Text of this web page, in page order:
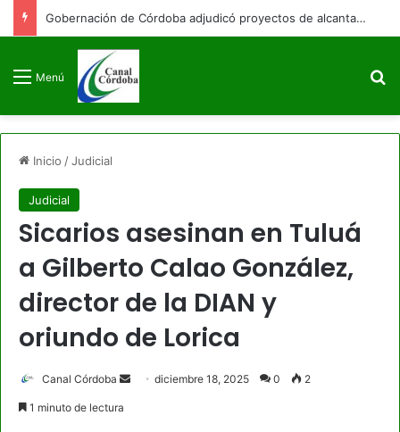
Gobernación de Córdoba adjudicó proyectos de alcantarillado para Purísima y Puerto Escondido
Menú
Inicio /Judicial
Judicial
Sicarios asesinan en Tuluá
a Gilberto Calao González,
director de la DIAN y
oriundo de Lorica
Canal Córdoba
Senddiciembre 18, 2025 0 2
1 minuto de lectura